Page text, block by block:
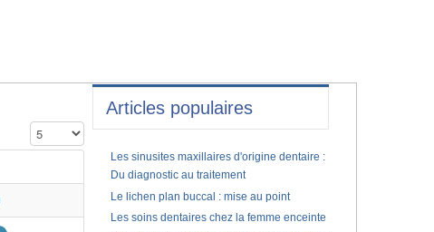
Affichage #
Articles populaires
Les sinusites maxillaires d'origine dentaire :
Du diagnostic au traitement
Le lichen plan buccal : mise au point
Les soins dentaires chez la femme enceinte